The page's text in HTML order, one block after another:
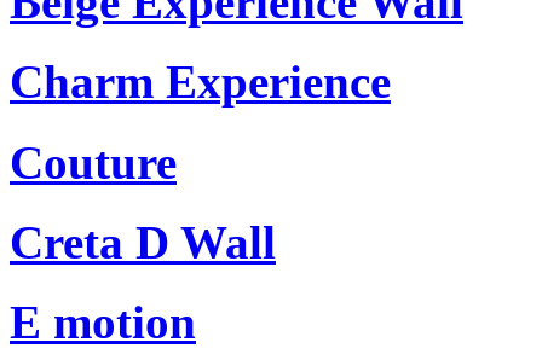
Charm Experience
Couture
Creta D Wall
E motion